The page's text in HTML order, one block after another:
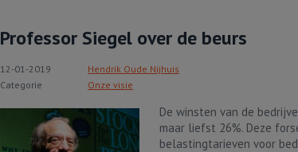
Professor Siegel over de beurs
12-01-2019
Hendrik Oude Nijhuis
Categorie
Onze visie
De winsten van de
maar liefst 26%. Deze
belastingtarieven voor